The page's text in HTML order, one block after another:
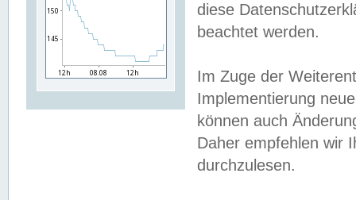
diese
beachtet werden.
Im Zuge der
Implementierung
können auch
Daher empfehlen wir
durchzulesen.